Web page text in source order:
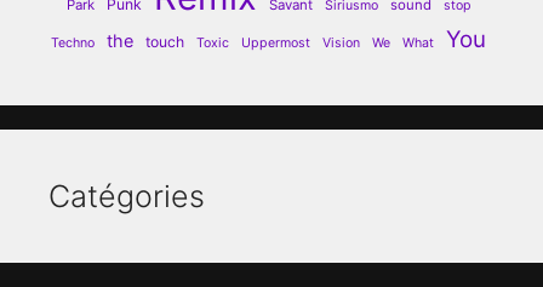
Park Punk Savant Siriusmo sound stop
Techno the touch Toxic Uppermost Vision We What You
Catégories